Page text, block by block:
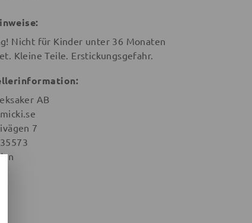
Nicht für Kinder unter 36 Monaten
Kleine Teile. Erstickungsgefahr.
AB
7